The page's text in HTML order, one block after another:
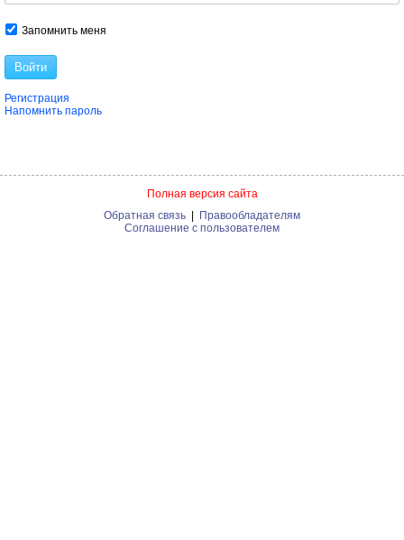
Запомнить меня
Войти
Регистрация
Напомнить пароль
Полная версия сайта
Обратная связь | Правообладателям
Соглашение с пользователем